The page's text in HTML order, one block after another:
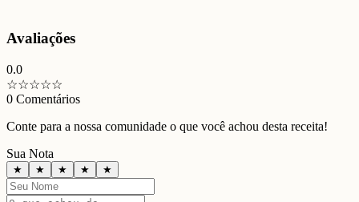
Avaliações
0.0
☆☆☆☆☆
0 Comentários
Conte para a nossa comunidade o que você achou desta receita!
Sua Nota
★ ★ ★ ★ ★